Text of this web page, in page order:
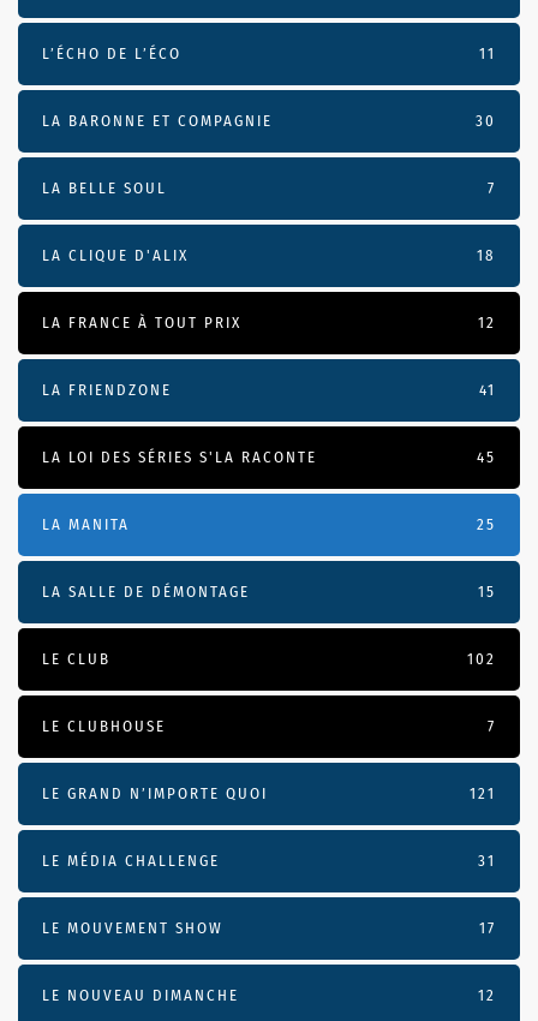
L’ÉCHO DE L’ÉCO 11
LA BARONNE ET COMPAGNIE 30
LA BELLE SOUL 7
LA CLIQUE D'ALIX 18
LA FRANCE À TOUT PRIX 12
LA FRIENDZONE 41
LA LOI DES SÉRIES S'LA RACONTE 45
LA MANITA 25
LA SALLE DE DÉMONTAGE 15
LE CLUB 102
LE CLUBHOUSE 7
LE GRAND N’IMPORTE QUOI 121
LE MÉDIA CHALLENGE 31
LE MOUVEMENT SHOW 17
LE NOUVEAU DIMANCHE 12